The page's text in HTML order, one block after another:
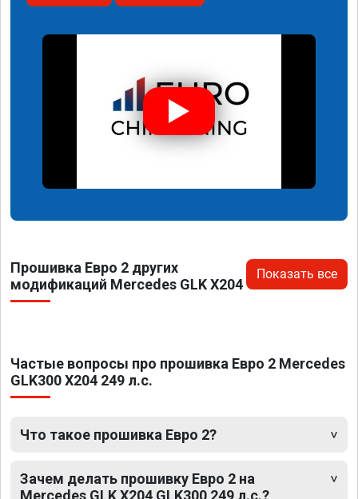
Прошивка Евро 2 других
модификаций Mercedes GLK X204
Показать все
Частые вопросы про прошивка Евро 2 Mercedes
GLK300 X204 249 л.с.
Что такое прошивка Евро 2?
Зачем делать прошивку Евро 2 на
Mercedes GLK X204 GLK300 249 л.с.?